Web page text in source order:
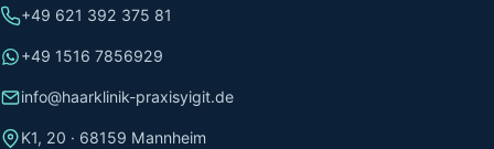
+49 621 392 375 81
+49 1516 7856929
info@haarklinik-praxisyigit.de
K1, 20 · 68159 Mannheim